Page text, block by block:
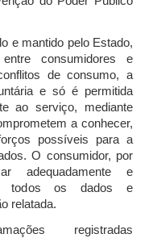
e mantido pelo Estado,
consumidores e
de consumo, a
e só é permitida
ao serviço, mediante
a conhecer,
possíveis para a
O consumidor, por
adequadamente e
todos os dados e
relatada.
registradas